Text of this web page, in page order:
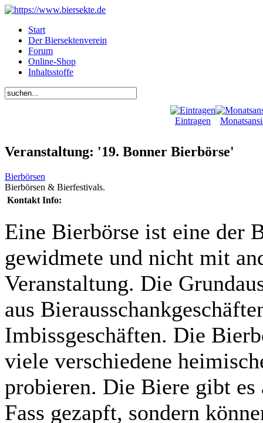
Start
Der Biersektenverein
Forum
Online-Shop
Inhaltsstoffe
Eintragen
Veranstaltung: '19. Bonner Bierbörse'
Bierbörsen
Bierbörsen & Bierfestivals.
Kontakt Info:
Eine Bierbörse ist eine der
gewidmete und nicht mit
Veranstaltung. Die
aus
Imbissgeschäften. Die
viele verschiedene
probieren. Die Biere gibt
Fass gezapft, sondern